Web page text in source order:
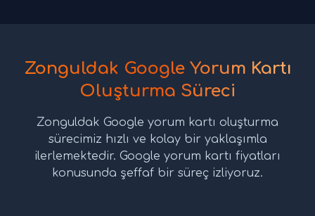
Zonguldak Google Yorum Kartı
Oluşturma Süreci
Zonguldak Google yorum kartı oluşturma
sürecimiz hızlı ve kolay bir yaklaşımla
ilerlemektedir. Google yorum kartı fiyatları
konusunda şeffaf bir süreç izliyoruz.